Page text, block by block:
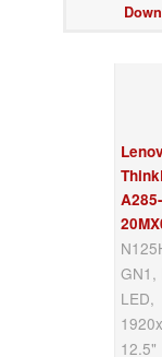
A285-
GN1,
LED,
12.5"